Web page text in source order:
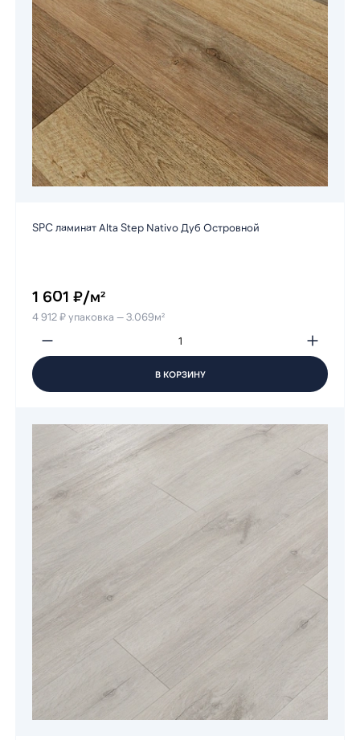
SPC ламинат Alta Step Nativo Дуб Островной
1 601 ₽/м²
4 912 ₽ упаковка — 3.069м²
В КОРЗИНУ